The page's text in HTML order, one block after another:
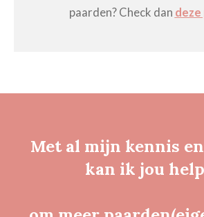
paarden? Check dan deze
Met al mijn kennis
kan ik jou